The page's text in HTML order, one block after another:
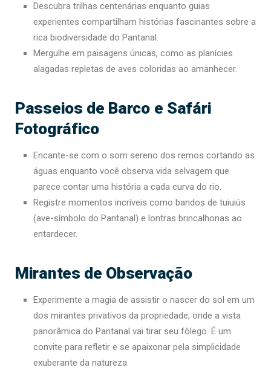
Descubra trilhas centenárias enquanto guias
experientes compartilham histórias fascinantes sobre a
rica biodiversidade do Pantanal.
Mergulhe em paisagens únicas, como as planícies
alagadas repletas de aves coloridas ao amanhecer.
Passeios de Barco e Safári
Fotográfico
Encante-se com o som sereno dos remos cortando as
águas enquanto você observa vida selvagem que
parece contar uma história a cada curva do rio.
Registre momentos incríveis como bandos de tuiuiús
(ave-símbolo do Pantanal) e lontras brincalhonas ao
entardecer.
Mirantes de Observação
Experimente a magia de assistir o nascer do sol em um
dos mirantes privativos da propriedade, onde a vista
panorâmica do Pantanal vai tirar seu fôlego. É um
convite para refletir e se apaixonar pela simplicidade
exuberante da natureza.